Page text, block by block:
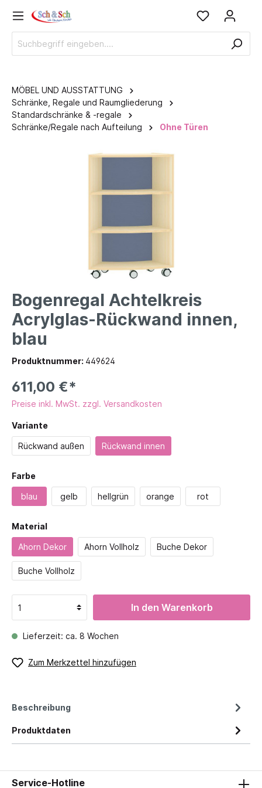
MÖBEL UND AUSSTATTUNG
Schränke, Regale und Raumgliederung
Standardschränke & -regale
Schränke/Regale nach Aufteilung
Ohne Türen
Bogenregal Achtelkreis
Acrylglas-Rückwand innen,
blau
Produktnummer: 449624
611,00 €*
Preise inkl. MwSt. zzgl. Versandkosten
Variante
Rückwand außen Rückwand innen
Farbe
blau gelb hellgrün orange rot
Material
Ahorn Dekor Ahorn Vollholz Buche Dekor
Buche Vollholz
In den Warenkorb
Lieferzeit: ca. 8 Wochen
Zum Merkzettel hinzufügen
Beschreibung
Produktdaten
Service-Hotline